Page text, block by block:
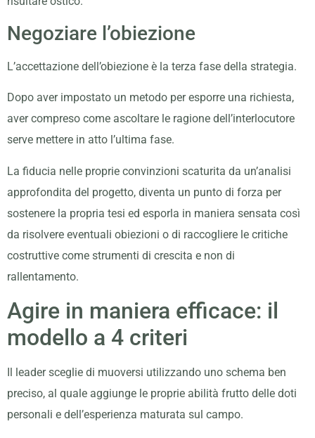
Negoziare l’obiezione
L’accettazione dell’obiezione è la terza fase della strategia.
Dopo aver impostato un metodo per esporre una richiesta,
aver compreso come ascoltare le ragione dell’interlocutore
serve mettere in atto l’ultima fase.
La fiducia nelle proprie convinzioni scaturita da un’analisi
approfondita del progetto, diventa un punto di forza per
sostenere la propria tesi ed esporla in maniera sensata così
da risolvere eventuali obiezioni o di raccogliere le critiche
costruttive come strumenti di crescita e non di
rallentamento.
Agire in maniera efficace: il
modello a 4 criteri
Il leader sceglie di muoversi utilizzando uno schema ben
preciso, al quale aggiunge le proprie abilità frutto delle doti
personali e dell’esperienza maturata sul campo.